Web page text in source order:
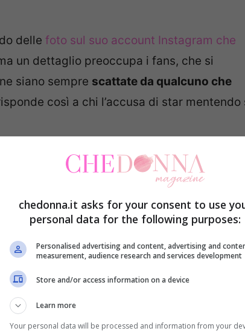
delle foto sul suo account Instagram che
un dettaglio preoccupa i fans, che si
siano sempre scattate da qualcuno che
così a chi l’accusa di star mentendo
risponde ai fans
chedonna.it asks for your consent to use
personal data for the following purposes:
Personalised advertising and content, advertising and
measurement, audience research and services development
Store and/or access information on a device
Learn more
Your personal data will be processed and information from your